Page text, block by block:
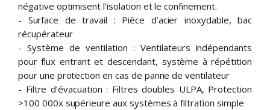
négative optimisent l’isolation et le confinement.
- Surface de travail : Pièce d’acier inoxydable, bac
récupérateur
- Système de ventilation : Ventilateurs indépendants
pour flux entrant et descendant, système à répétition
pour une protection en cas de panne de ventilateur
- Filtre d’évacuation : Filtres doubles ULPA, Protection
>100 000x supérieure aux systèmes à filtration simple